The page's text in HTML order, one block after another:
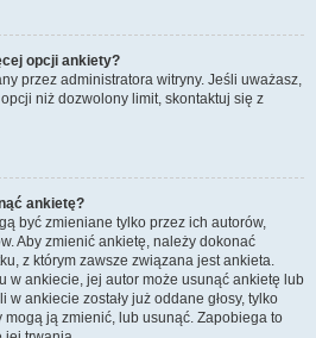
opcji ankiety?
przez administratora witryny. Jeśli uważasz,
niż dozwolony limit, skontaktuj się z
ankietę?
być zmieniane tylko przez ich autorów,
Aby zmienić ankietę, należy dokonać
z którym zawsze związana jest ankieta.
w ankiecie, jej autor może usunąć ankietę lub
ankiecie zostały już oddane głosy, tylko
ją zmienić, lub usunąć. Zapobiega to